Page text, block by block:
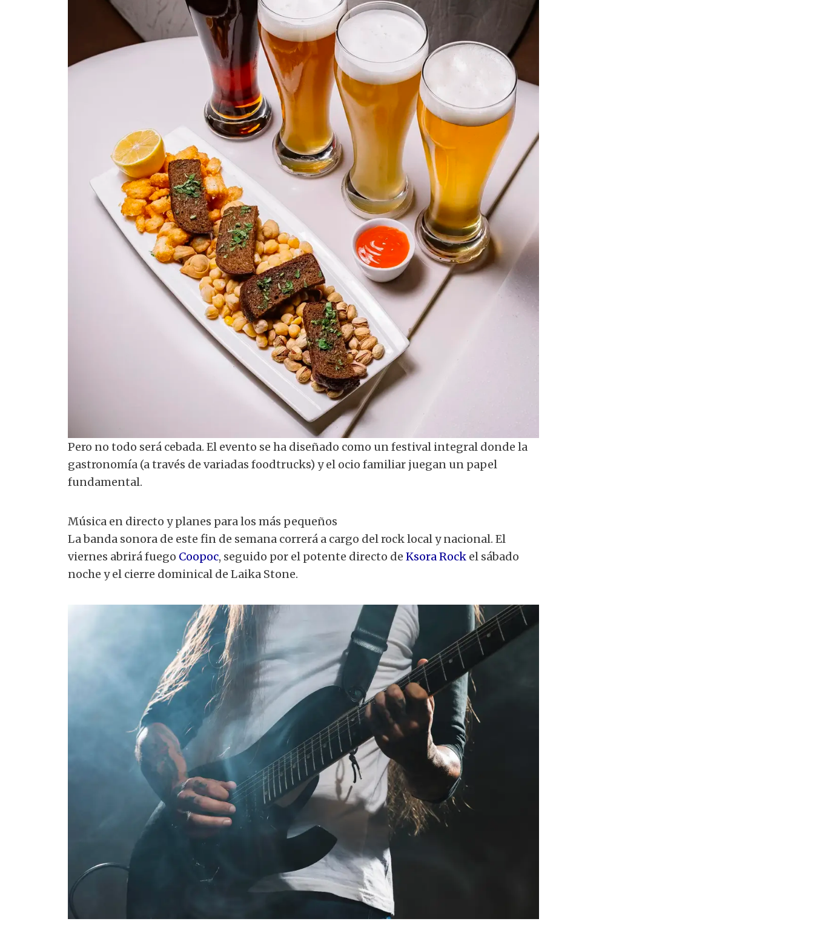
Pero no todo será cebada. El evento se ha diseñado como un festival integral donde la
gastronomía (a través de variadas foodtrucks) y el ocio familiar juegan un papel
fundamental.
Música en directo y planes para los más pequeños
La banda sonora de este fin de semana correrá a cargo del rock local y nacional. El
viernes abrirá fuego Coopoc, seguido por el potente directo de Ksora Rock el sábado
noche y el cierre dominical de Laika Stone.